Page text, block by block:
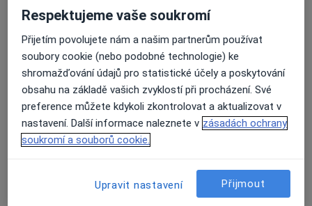
Přiblížit mapuse otevře v nové záložce
Dostupnost
Na této adrese online kalendář není aktivní
Co mám v takové situaci udělat?
Způsoby platby (soukromé návštěvy)
Na teto adrese lékař přijímá pacienty na pojišťovnu
Respektujeme vaše soukromí
Přijetím povolujete nám a našim partnerům používat
soubory cookie (nebo podobné technologie) ke
shromažďování údajů pro statistické účely a poskytování
obsahu na základě vašich zvyklostí při procházení. Své
preference můžete kdykoli zkontrolovat a aktualizovat v
nastavení. Další informace naleznete v zásadách ochrany
soukromí a souborů cookie.
Upravit nastavení Přijmout